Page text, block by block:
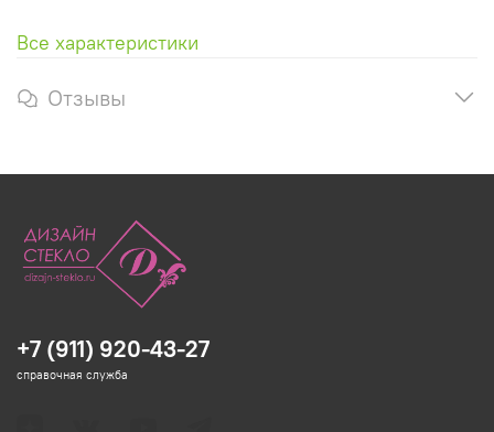
Все характеристики
Отзывы
+7 (911) 920-43-27
справочная служба